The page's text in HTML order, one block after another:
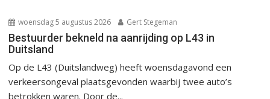
woensdag 5 augustus 2026 Gert Stegeman
Bestuurder bekneld na aanrijding op L43 in
Duitsland
Op de L43 (Duitslandweg) heeft woensdagavond een
verkeersongeval plaatsgevonden waarbij twee auto’s
betrokken waren. Door de...